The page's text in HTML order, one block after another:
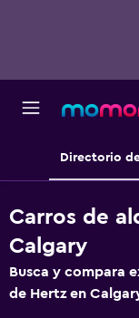
Directorio
Carros de
Calgary
Busca y compara
de Hertz en